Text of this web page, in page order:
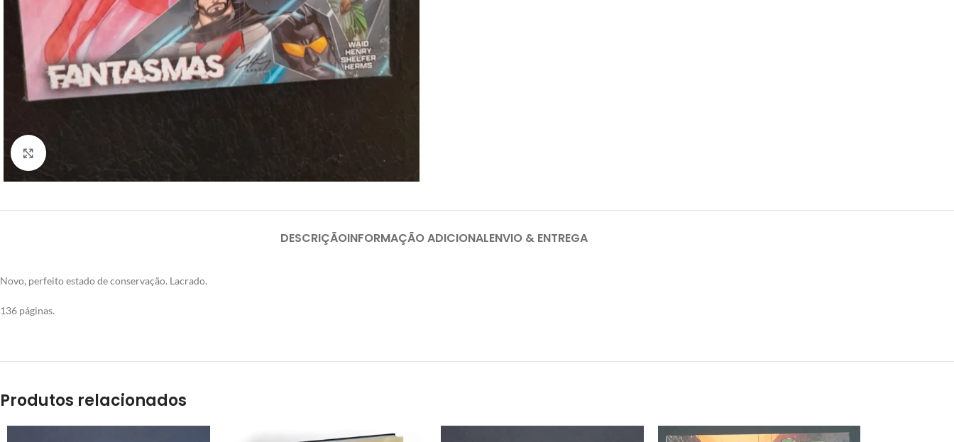
DESCRIÇÃOINFORMAÇÃO ADICIONALENVIO & ENTREGA
Novo, perfeito estado de conservação. Lacrado.
136 páginas.
Produtos relacionados